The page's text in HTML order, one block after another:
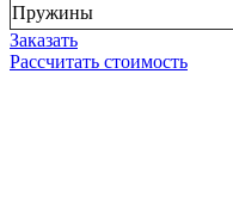
Пружины
Заказать
Рассчитать стоимость